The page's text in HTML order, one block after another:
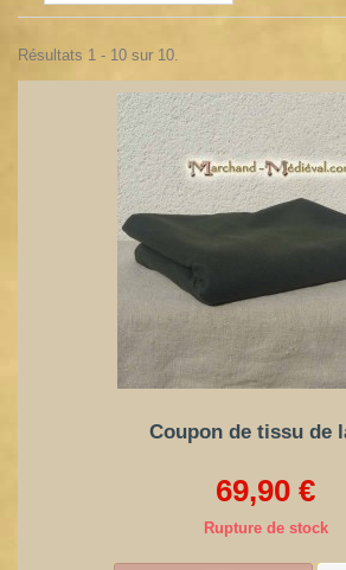
Résultats 1 - 10 sur 10.
Coupon de tissu de
69,90 €
Rupture de stock